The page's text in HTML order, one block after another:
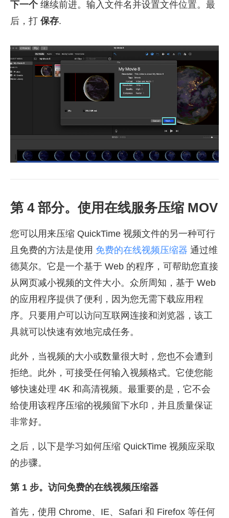
下一个 继续前进。输入文件名并设置文件位置。最
后，打 保存.
第 4 部分。使用在线服务压缩 MOV
您可以用来压缩 QuickTime 视频文件的另一种可行
且免费的方法是使用 免费的在线视频压缩器 通过维
德莫尔。它是一个基于 Web 的程序，可帮助您直接
从网页减小视频的文件大小。众所周知，基于 Web
的应用程序提供了便利，因为您无需下载应用程
序。只要用户可以访问互联网连接和浏览器，该工
具就可以快速有效地完成任务。
此外，当视频的大小或数量很大时，您也不会遭到
拒绝。此外，可接受任何输入视频格式。它使您能
够快速处理 4K 和高清视频。最重要的是，它不会
给使用该程序压缩的视频留下水印，并且质量保证
非常好。
之后，以下是学习如何压缩 QuickTime 视频应采取
的步骤。
第 1 步。访问免费的在线视频压缩器
首先，使用 Chrome、IE、Safari 和 Firefox 等任何